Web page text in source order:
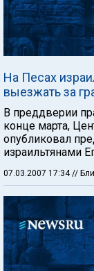
На Песах
выезжать за
В преддверии
конце марта,
опубликовал
израильтянами
07.03.2007 17:34 //